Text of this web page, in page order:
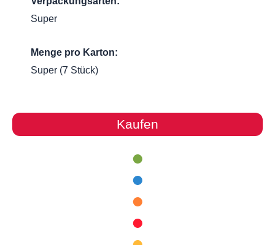
Super
Menge pro Karton:
Super (7 Stück)
Kaufen